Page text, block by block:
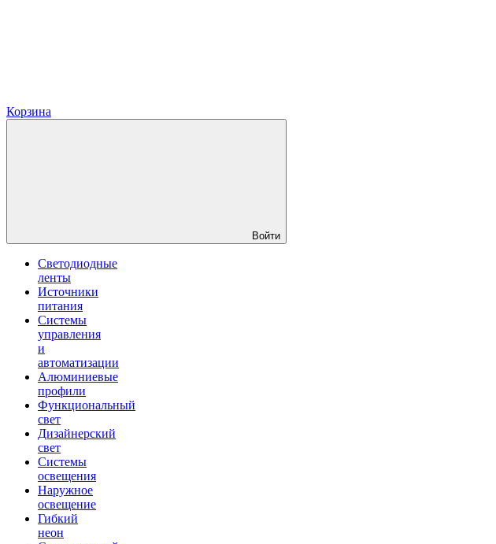
Корзина
Войти
Светодиодные
ленты
Источники
питания
Системы
управления
и
автоматизации
Алюминиевые
профили
Функциональный
свет
Дизайнерский
свет
Системы
освещения
Наружное
освещение
Гибкий
неон